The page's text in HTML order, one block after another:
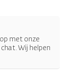
met onze
Wij helpen